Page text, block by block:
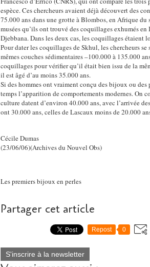
espèce. Ces chercheurs avaient déjà découvert des
75.000 ans dans une grotte à Blombos, en Afrique
musées qu’ils ont trouvé des coquillages exhumés
Djebbana. Dans les deux cas, les coquillages étaient
Pour dater les coquillages de Skhul, les chercheurs
mêmes couches sédimentaires –100.000 à 135.000
coquillages pour vérifier qu’il était bien issu de la
il est âgé d’au moins 35.000 ans.
Si des hommes ont vraiment conçu des bijoux ou
temps l’apparition de comportements modernes. On
culture datent d’environ 40.000 ans, avec l’arrivée
ont 30.000 ans, celles de Lascaux moins de 20.000
Cécile Dumas
(23/06/06)(Archives du Nouvel Obs)
Les premiers bijoux en perles
Partager cet article
Repost 0
S'inscrire à la newsletter